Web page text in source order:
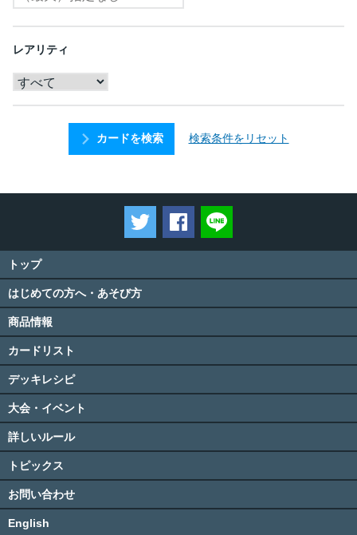
レアリティ
カードを検索 検索条件をリセット
ツイートするFacebookでシェアする
トップ
はじめての方へ・あそび方
商品情報
カードリスト
デッキレシピ
大会・イベント
詳しいルール
トピックス
お問い合わせ
English